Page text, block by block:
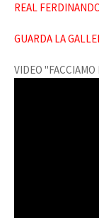
REAL
GUARDA LA
VIDEO